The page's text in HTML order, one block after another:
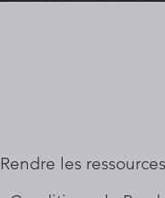
​Rendre les